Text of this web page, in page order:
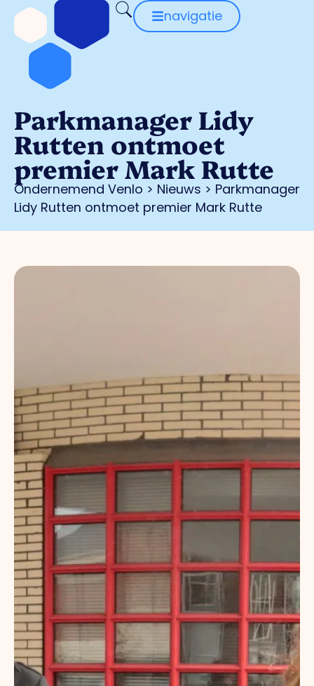
navigatie
Parkmanager Lidy
Rutten ontmoet
premier Mark Rutte
Ondernemend Venlo > Nieuws > Parkmanager
Lidy Rutten ontmoet premier Mark Rutte